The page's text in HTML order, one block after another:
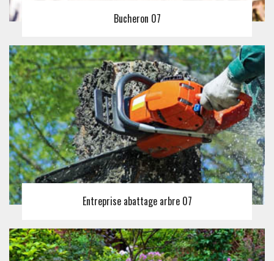
Bucheron 07
Entreprise abattage arbre 07